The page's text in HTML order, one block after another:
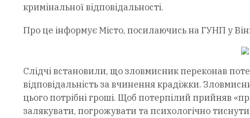
кримінальної відповідальності.
Про це інформує Місто, посилаючись на ГУНП у
Слідчі встановили, що зловмисник переконав
відповідальність за вчинення крадіжки.
цього потрібні гроші. Щоб потерпілий прийняв
залякувати, погрожувати та психологічно